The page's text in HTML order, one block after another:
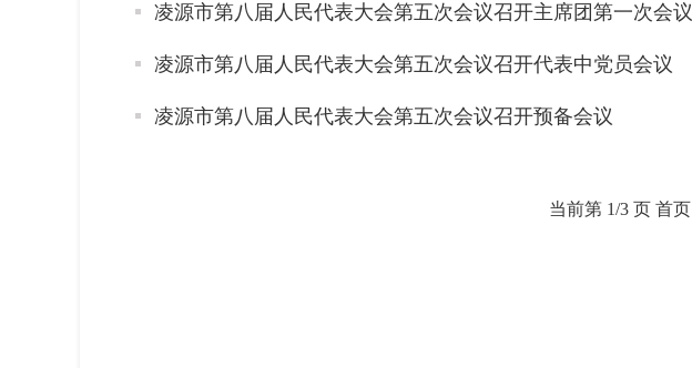
凌源市第八届人民代表大会第五次会议召开主席团第一次会议
凌源市第八届人民代表大会第五次会议召开代表中党员会议
凌源市第八届人民代表大会第五次会议召开预备会议
当前第 1/3 页 首页